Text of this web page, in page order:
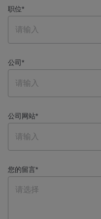
职位*
公司*
公司网站*
您的留言*